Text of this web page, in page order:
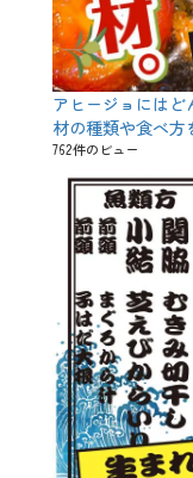
アヒージョには
材の種類や食べ方
762件のビュー